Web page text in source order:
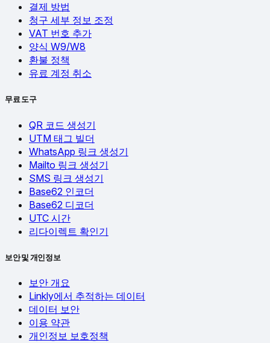
결제 방법
청구 세부 정보 조정
VAT 번호 추가
양식 W9/W8
환불 정책
유료 계정 취소
무료 도구
QR 코드 생성기
UTM 태그 빌더
WhatsApp 링크 생성기
Mailto 링크 생성기
SMS 링크 생성기
Base62 인코더
Base62 디코더
UTC 시간
리다이렉트 확인기
보안 및 개인정보
보안 개요
Linkly에서 추적하는 데이터
데이터 보안
이용 약관
개인정보 보호정책